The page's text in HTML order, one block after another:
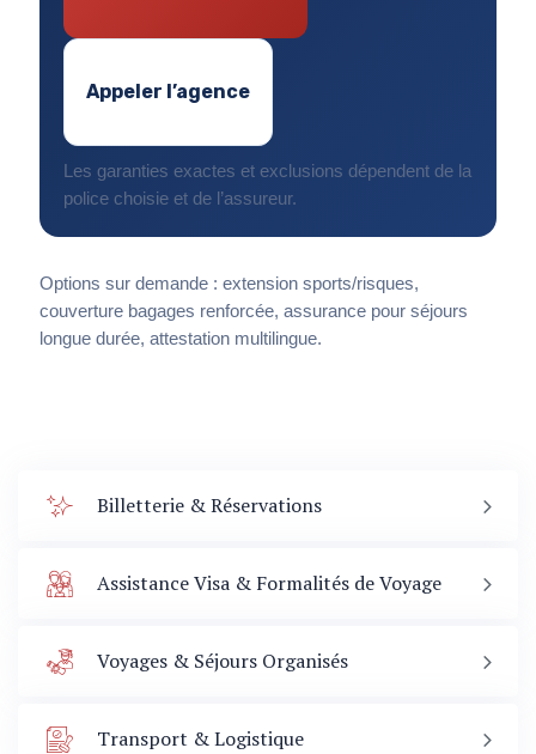
Billetterie & Réservations
Assistance Visa & Formalités de Voyage
Voyages & Séjours Organisés
Transport & Logistique
Appeler l’agence
Les garanties exactes et exclusions dépendent de la
police choisie et de l’assureur.
Options sur demande : extension sports/risques,
couverture bagages renforcée, assurance pour séjours
longue durée, attestation multilingue.